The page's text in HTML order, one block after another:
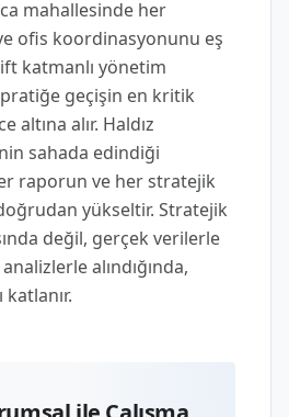
mahallesinde her
ofis koordinasyonunu eş
katmanlı yönetim
pratiğe geçişin en kritik
altına alır. Haldız
sahada edindiği
raporun ve her stratejik
yükseltir. Stratejik
değil, gerçek verilerle
alındığında,
katlanır.